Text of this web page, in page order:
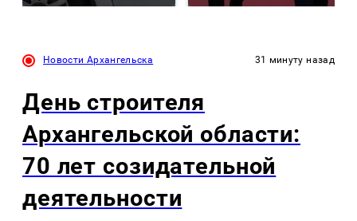
Новости Архангельска 31 минуту назад
День строителя
Архангельской области:
70 лет созидательной
деятельности